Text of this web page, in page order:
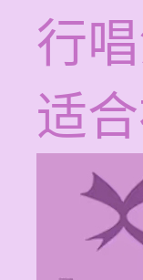
行
适合